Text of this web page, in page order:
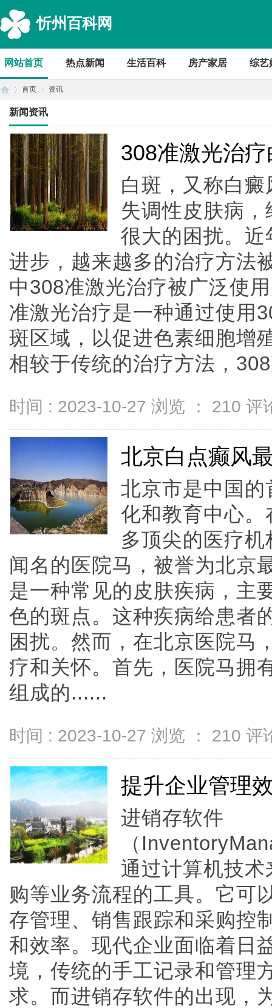
忻州百科网
网站首页 热点新闻 生活百科 房产家居 综艺
首页
›
资讯
新闻资讯
308准激光治
白斑，又称白
失调性皮肤病
很大的困扰。
进步，越来越多的治疗方法
中308准激光治疗被广泛使
准激光治疗是一种通过使用
斑区域，以促进色素细胞增
相较于传统的治疗方法，
时间 : 2023-10-27 浏览 ： 210 评
北京白点癫风
北京市是中国
化和教育中心
多顶尖的医疗
闻名的医院马，被誉为北京
是一种常见的皮肤疾病，主
色的斑点。这种疾病给患者
困扰。然而，在北京医院马
疗和关怀。首先，医院马拥
组成的......
时间 : 2023-10-27 浏览 ： 210 评
提升企业管理
进销存软件
（
通过计算机技
购等业务流程的工具。它可
存管理、销售跟踪和采购控
和效率。现代企业面临着日
境，传统的手工记录和管理
求。而进销存软件的出现，